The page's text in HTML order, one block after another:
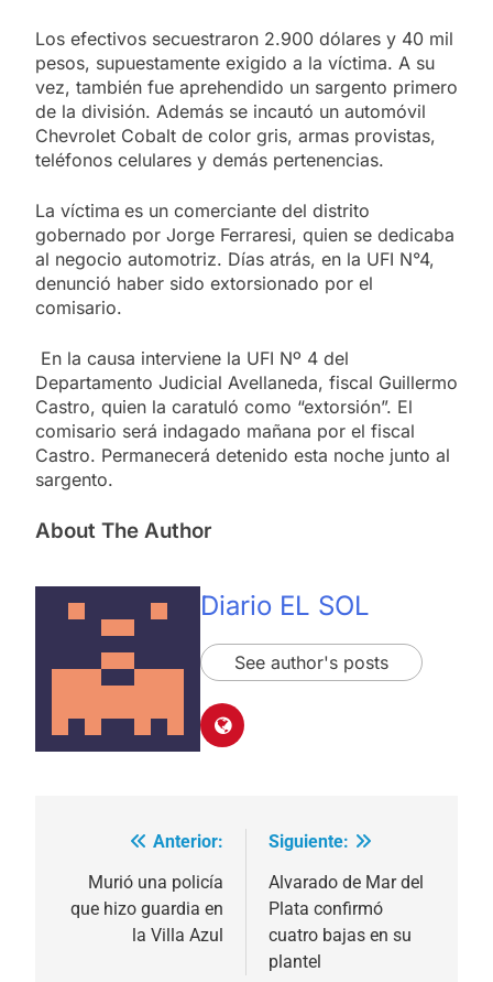
Los efectivos secuestraron 2.900 dólares y 40 mil
pesos, supuestamente exigido a la víctima. A su
vez, también fue aprehendido un sargento primero
de la división. Además se incautó un automóvil
Chevrolet Cobalt de color gris, armas provistas,
teléfonos celulares y demás pertenencias.
La víctima es un comerciante del distrito
gobernado por Jorge Ferraresi, quien se dedicaba
al negocio automotriz. Días atrás, en la UFI N°4,
denunció haber sido extorsionado por el
comisario.
En la causa interviene la UFI Nº 4 del
Departamento Judicial Avellaneda, fiscal Guillermo
Castro, quien la caratuló como “extorsión”. El
comisario será indagado mañana por el fiscal
Castro. Permanecerá detenido esta noche junto al
sargento.
About The Author
Diario EL SOL
See author's posts
Navegación
entradas
Anterior:
Murió una policía
que hizo guardia en
la Villa Azul
Siguiente:
Alvarado de Mar del
Plata confirmó
cuatro bajas en su
plantel